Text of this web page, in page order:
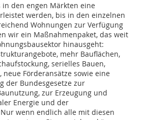
den engen Märkten eine
werden, bis in den einzelnen
Wohnungen zur Verfügung
wir ein Maßnahmenpaket, das weit
hinausgeht:
mehr Bauflächen,
serielles Bauen,
neue Förderansätze sowie eine
der Bundesgesetze zur
zur Erzeugung und
Energie und der
wenn endlich alle mit diesen